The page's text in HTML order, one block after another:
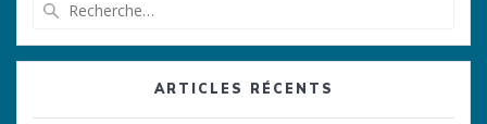
:
ARTICLES RÉCENTS